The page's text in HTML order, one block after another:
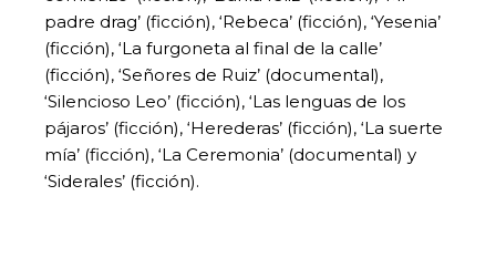
padre drag’ (ficción), ‘Rebeca’ (ficción), ‘Yesenia’
(ficción), ‘La furgoneta al final de la calle’
(ficción), ‘Señores de Ruiz’ (documental),
‘Silencioso Leo’ (ficción), ‘Las lenguas de los
pájaros’ (ficción), ‘Herederas’ (ficción), ‘La suerte
mía’ (ficción), ‘La Ceremonia’ (documental) y
‘Siderales’ (ficción).